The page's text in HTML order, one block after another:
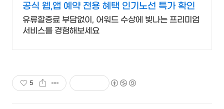
공식 웹,앱 예약 전용 혜택 인기노선 특가 확인
유류할증료 부담없이, 어워드 수상에 빛나는 프리미엄
서비스를 경험해보세요
5